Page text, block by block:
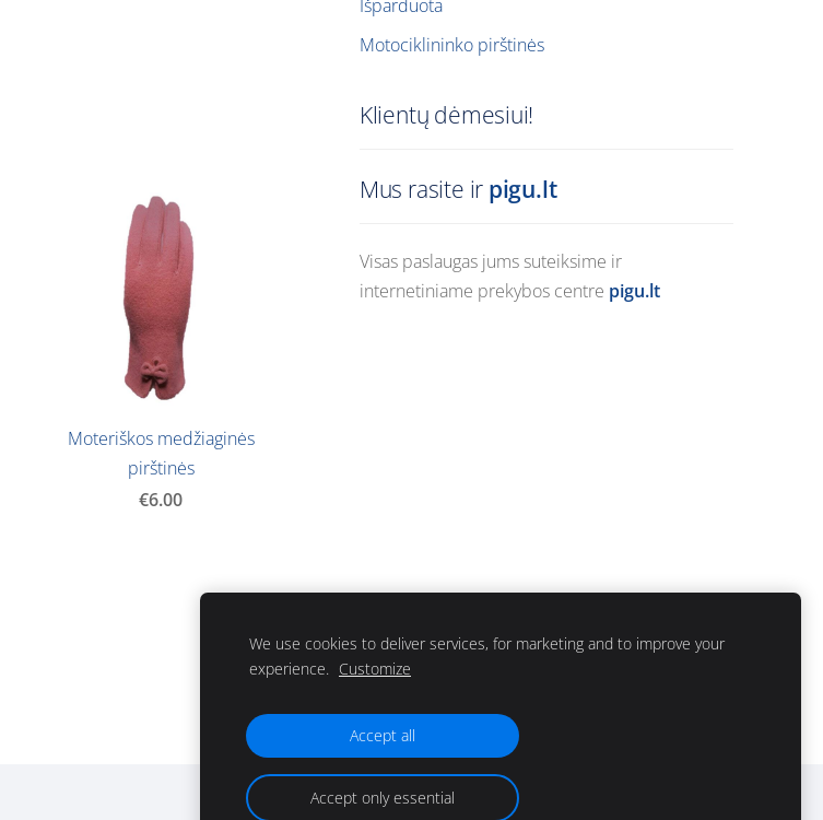
Išparduota
Motociklininko pirštinės
Klientų dėmesiui!
Mus rasite ir pigu.lt
Visas paslaugas jums suteiksime ir
internetiniame prekybos centre pigu.lt
Moteriškos medžiaginės
pirštinės
€6.00
We use cookies to deliver services, for marketing and to improve your
experience. Customize
Accept all
Accept only essential